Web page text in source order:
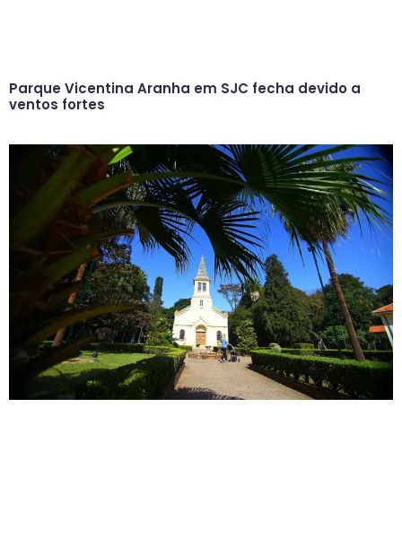
Parque Vicentina Aranha em SJC fecha devido a
ventos fortes